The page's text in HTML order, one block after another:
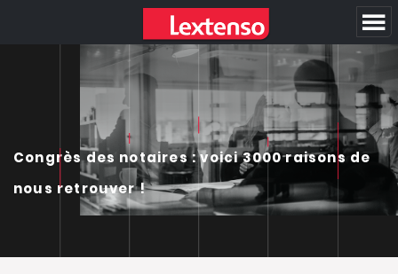
Congrès des notaires : voici 3000 raisons de
nous retrouver !
Panneau de gestion des cookies